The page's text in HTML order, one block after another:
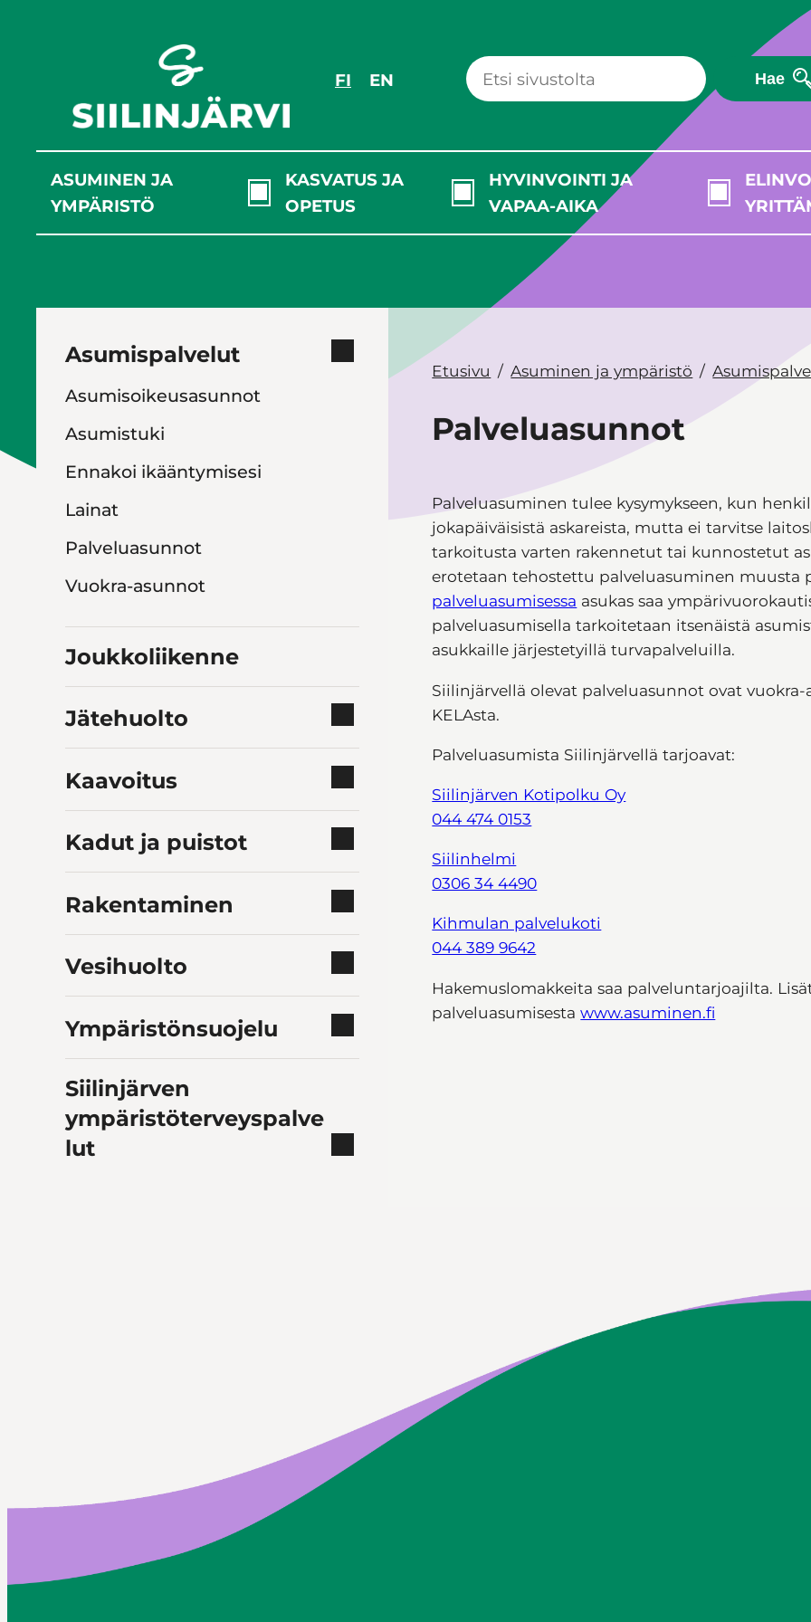
FI EN Hae
ASUMINEN JA
YMPÄRISTÖ
KASVATUS JA
OPETUS
HYVINVOINTI JA
VAPAA-AIKA
Asumispalvelut
Asumisoikeusasunnot
Asumistuki
Ennakoi ikääntymisesi
Lainat
Palveluasunnot
Vuokra-asunnot
Joukkoliikenne
Jätehuolto
Kaavoitus
Kadut ja puistot
Rakentaminen
Vesihuolto
Ympäristönsuojelu
Siilinjärven
ympäristöterveyspalve
lut
Etusivu Asuminen ja ympäristö
Palveluasunnot
Palveluasuminen tulee kysymykseen, kun
jokapäiväisistä askareista, mutta ei tarvitse
tarkoitusta varten rakennetut tai kunnostetut
erotetaan tehostettu palveluasuminen muusta
palveluasumisessa asukas saa
palveluasumisella tarkoitetaan itsenäistä
asukkaille järjestetyillä turvapalveluilla.
Siilinjärvellä olevat palveluasunnot ovat
KELAsta.
Palveluasumista Siilinjärvellä tarjoavat:
Siilinjärven Kotipolku Oy
044 474 0153
Siilinhelmi
0306 34 4490
Kihmulan palvelukoti
044 389 9642
Hakemuslomakkeita saa palveluntarjoajilta.
palveluasumisestawww.asuminen.fi